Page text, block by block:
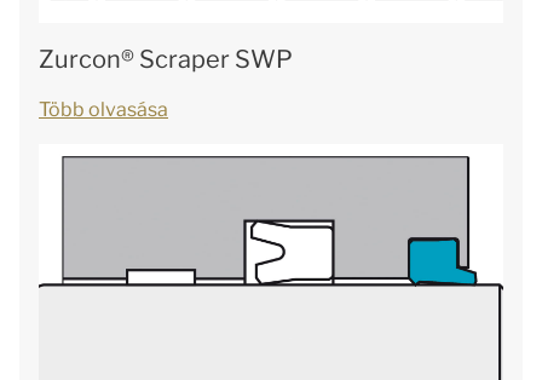
Zurcon® Scraper SWP
Több olvasása